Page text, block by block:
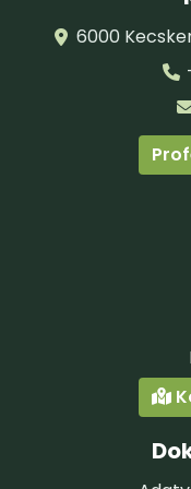
ANGUSTIFOLIA OIL
**= ellenőrzött
International e. V.
*=ellenőrzött
6000